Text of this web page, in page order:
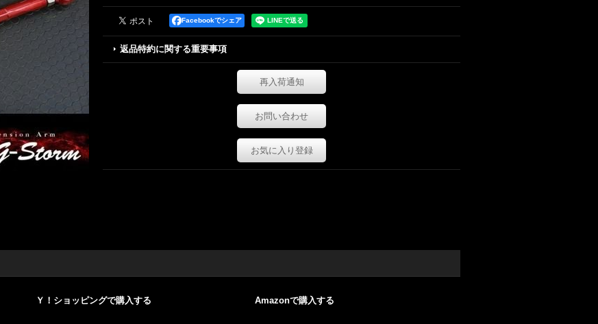
Facebookでシェア
返品特約に関する重要事項
再入荷通知
お問い合わせ
お気に入り登録
Ｙ！ショッピングで購入する Amazonで購入する